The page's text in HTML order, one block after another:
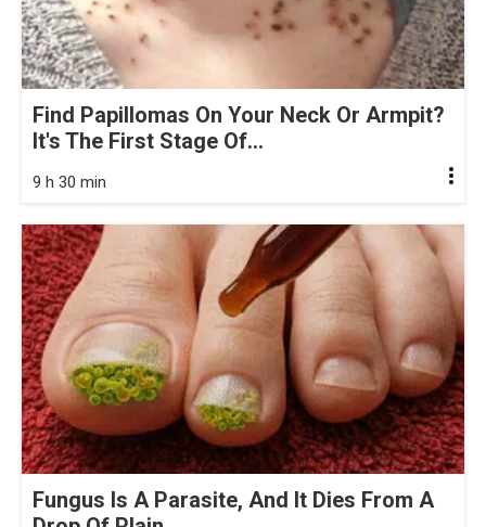
Find Papillomas On Your Neck Or Armpit?
It's The First Stage Of...
9 h 30 min
Fungus Is A Parasite, And It Dies From A